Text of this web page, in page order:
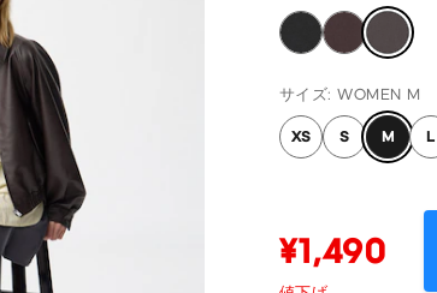
サイズ: WOMEN M
XS S M L
¥1,490